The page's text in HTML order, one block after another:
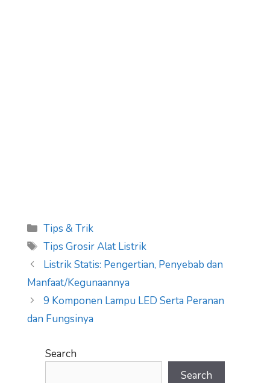
Categories
Tips & Trik
Tags
Tips Grosir Alat Listrik
Listrik Statis: Pengertian, Penyebab dan
Manfaat/Kegunaannya
9 Komponen Lampu LED Serta Peranan
dan Fungsinya
Search
Search